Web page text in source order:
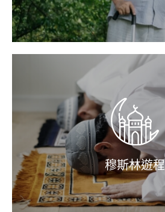
穆斯林遊程